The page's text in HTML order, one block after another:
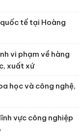
tế tại Hoàng
vi phạm về hàng
xuất xứ
học và công nghệ,
vực công nghiệp